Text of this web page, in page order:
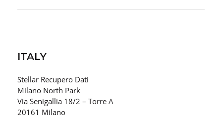
ITALY
Stellar Recupero Dati
Milano North Park
Via Senigallia 18/2 – Torre A
20161 Milano